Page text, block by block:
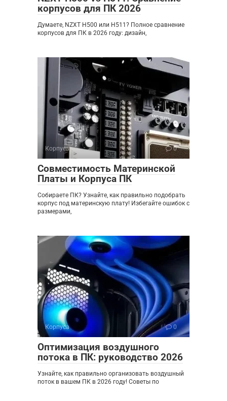
корпусов для ПК 2026
Думаете, NZXT H500 или H511? Полное сравнение
корпусов для ПК в 2026 году: дизайн,
Корпуса 0
Совместимость Материнской
Платы и Корпуса ПК
Собираете ПК? Узнайте, как правильно подобрать
корпус под материнскую плату! Избегайте ошибок с
размерами,
Корпуса 0
Оптимизация воздушного
потока в ПК: руководство 2026
Узнайте, как правильно организовать воздушный
поток в вашем ПК в 2026 году! Советы по